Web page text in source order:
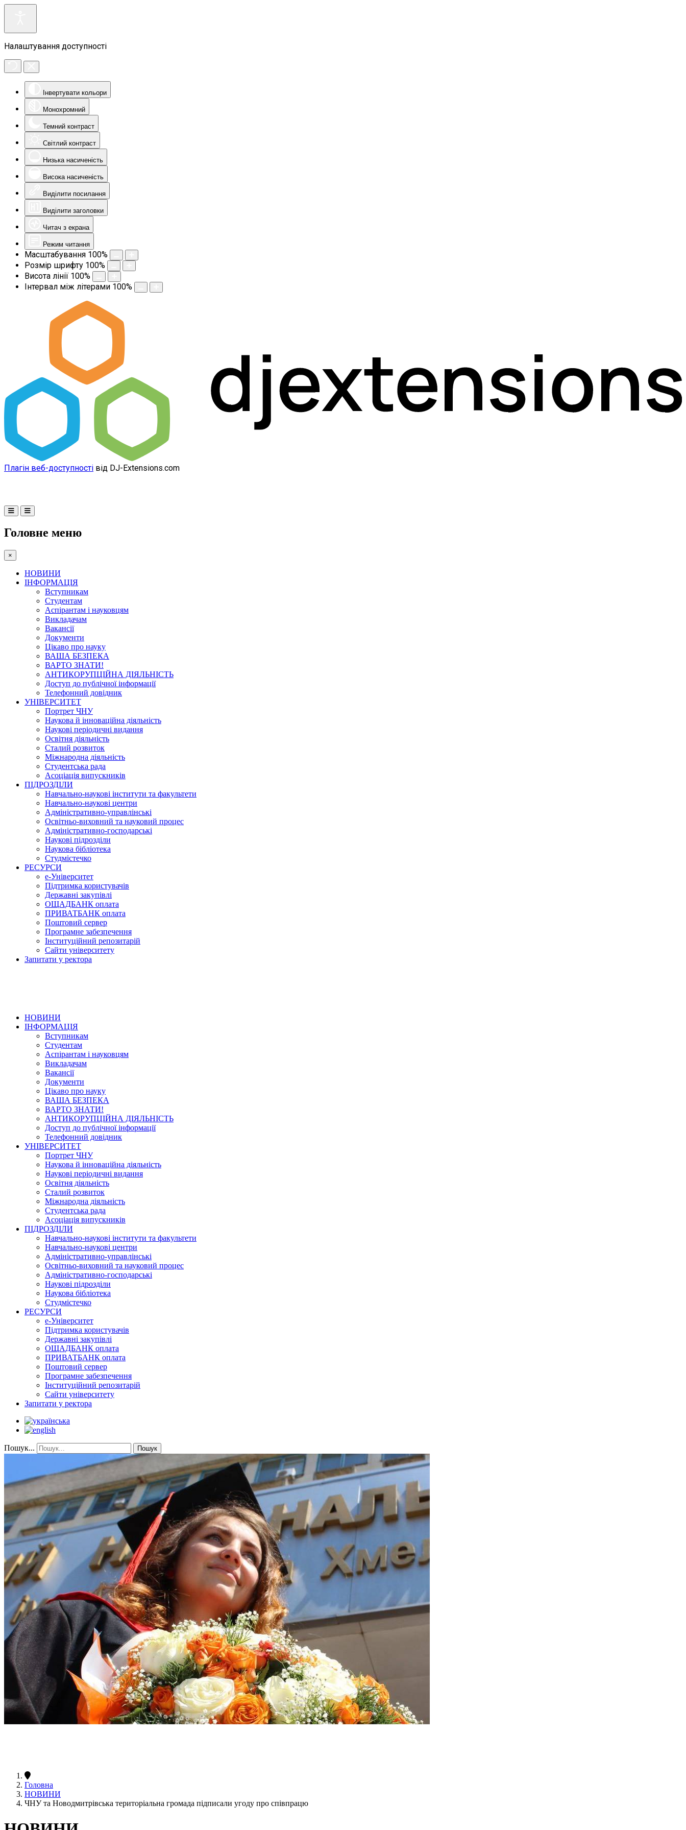
Налаштування доступності
Інвертувати кольори
Монохромний
Темний контраст
Світлий контраст
Низька насиченість
Висока насиченість
Виділити посилання
Виділити заголовки
Читач з екрана
Режим читання
Масштабування 100%
Розмір шрифту 100%
Висота лінії 100%
Інтервал між літерами 100%
Плагін веб-доступності від DJ-Extensions.com
Головне меню
×
НОВИНИ
ІНФОРМАЦІЯ
Вступникам
Студентам
Аспірантам і науковцям
Викладачам
Вакансії
Документи
Цікаво про науку
ВАША БЕЗПЕКА
ВАРТО ЗНАТИ!
АНТИКОРУПЦІЙНА ДІЯЛЬНІСТЬ
Доступ до публічної інформації
Телефонний довідник
УНІВЕРСИТЕТ
Портрет ЧНУ
Наукова й інноваційна діяльність
Наукові періодичні видання
Освітня діяльність
Сталий розвиток
Міжнародна діяльність
Студентська рада
Асоціація випускників
ПІДРОЗДІЛИ
Навчально-наукові інститути та факультети
Навчально-наукові центри
Адміністративно-управлінські
Освітньо-виховний та науковий процес
Адміністративно-господарські
Наукові підрозділи
Наукова бібліотека
Студмістечко
РЕСУРСИ
е-Університет
Підтримка користувачів
Державні закупівлі
ОЩАДБАНК оплата
ПРИВАТБАНК оплата
Поштовий сервер
Програмне забезпечення
Інституційний репозитарій
Сайти університету
Запитати у ректора
НОВИНИ
ІНФОРМАЦІЯ
Вступникам
Студентам
Аспірантам і науковцям
Викладачам
Вакансії
Документи
Цікаво про науку
ВАША БЕЗПЕКА
ВАРТО ЗНАТИ!
АНТИКОРУПЦІЙНА ДІЯЛЬНІСТЬ
Доступ до публічної інформації
Телефонний довідник
УНІВЕРСИТЕТ
Портрет ЧНУ
Наукова й інноваційна діяльність
Наукові періодичні видання
Освітня діяльність
Сталий розвиток
Міжнародна діяльність
Студентська рада
Асоціація випускників
ПІДРОЗДІЛИ
Навчально-наукові інститути та факультети
Навчально-наукові центри
Адміністративно-управлінські
Освітньо-виховний та науковий процес
Адміністративно-господарські
Наукові підрозділи
Наукова бібліотека
Студмістечко
РЕСУРСИ
е-Університет
Підтримка користувачів
Державні закупівлі
ОЩАДБАНК оплата
ПРИВАТБАНК оплата
Поштовий сервер
Програмне забезпечення
Інституційний репозитарій
Сайти університету
Запитати у ректора
Пошук... Пошук
Головна
НОВИНИ
ЧНУ та Новодмитрівська територіальна громада підписали угоду про співпрацю